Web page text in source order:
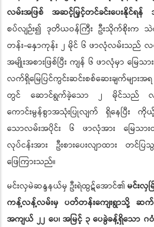
လမ်းအဖြစ် အဆင့်မြှင့်တင်ခင်းပေးနိုင်ရ
စပ်လျဉ်း၍ ဒုတိယဝန်ကြီး ဦးသိုက်စိုးက
တန်း-နှောကုန်း ၂ မိုင် ၆ ဖာလုံလမ်းသည်
အမျိုးအစားဖြစ်ပြီး ကျန် ၆ ဖာလုံမှာ မြေသာ
လက်ရှိမြေပြင်ကွင်းဆင်းစစ်ဆေးချက်များ
တွင် ဆောင်ရွက်ခဲ့သော ၂ မိုင်သည် လမ်း
ကောင်းမွန်စွာအသုံးပြုလျက် ရှိနေပြီး
သောလမ်းအပိုင်း ၆ ဖာလုံအား မြေသားတာ
လုပ်ငန်းအား ဦးစားပေးလျာထား တင်ပြ
ဖြေကြားသည်။
မင်းလှမဲဆန္ဒနယ်မှ ဦးရဲထွဋ်အောင်၏မင်း
ကန့်လန့်လမ်းမှ ပတ်တန်းကျေးရွာသို့
အကျယ် ၂၂ ပေ၊ အမြင့် ၃ ပေခွဲခန့်ရှိသော